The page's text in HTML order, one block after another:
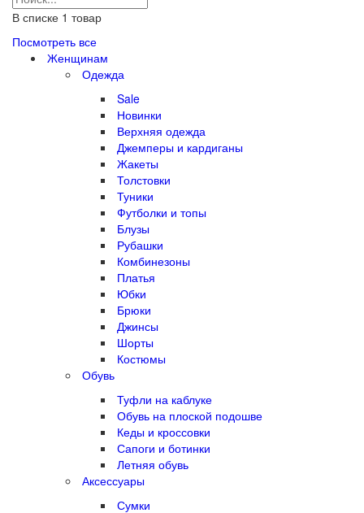
В списке 1 товар
Посмотреть все
Женщинам
Одежда
Sale
Новинки
Верхняя одежда
Джемперы и кардиганы
Жакеты
Толстовки
Туники
Футболки и топы
Блузы
Рубашки
Комбинезоны
Платья
Юбки
Брюки
Джинсы
Шорты
Костюмы
Обувь
Туфли на каблуке
Обувь на плоской подошве
Кеды и кроссовки
Сапоги и ботинки
Летняя обувь
Аксессуары
Сумки